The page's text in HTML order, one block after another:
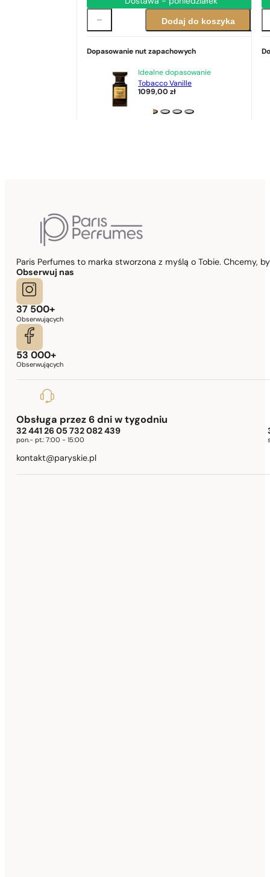
Dodaj do koszyka
Dopasowanie nut zapachowych
Idealne dopasowanie
Tobacco Vanille
1099,00zł
Paris Perfumes to marka stworzona z myślą o Tobie. Chcemy,
Obserwuj nas
37 500+
Obserwujących
53 000+
Obserwujących
Obsługa przez 6 dni w tygodniu
32 441 26 05 732 082 439
pon.- pt.: 7:00 - 15:00
kontakt@paryskie.pl